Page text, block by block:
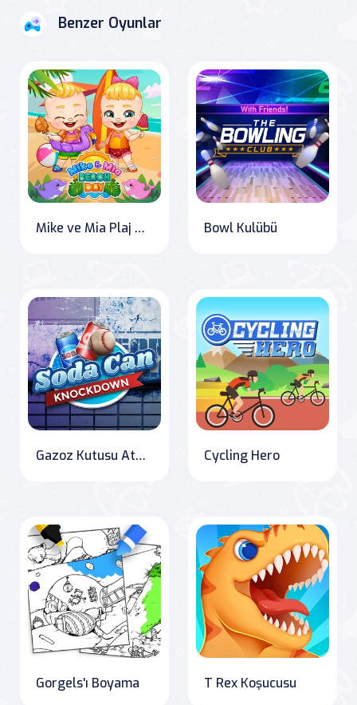
Benzer Oyunlar
Mike ve Mia Plaj Günü Bowl Kulübü
Gazoz Kutusu Atma Cycling Hero
Gorgels'ı Boyama T Rex Koşucusu